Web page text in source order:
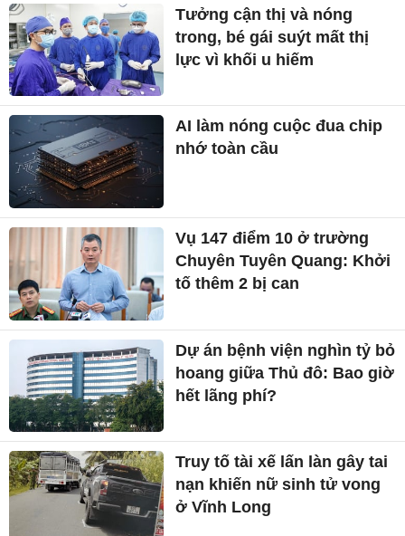
Tưởng cận thị và nóng
trong, bé gái suýt mất thị
lực vì khối u hiếm
AI làm nóng cuộc đua chip
nhớ toàn cầu
Vụ 147 điểm 10 ở trường
Chuyên Tuyên Quang: Khởi
tố thêm 2 bị can
Dự án bệnh viện nghìn tỷ bỏ
hoang giữa Thủ đô: Bao giờ
hết lãng phí?
Truy tố tài xế lấn làn gây tai
nạn khiến nữ sinh tử vong
ở Vĩnh Long